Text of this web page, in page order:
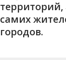
самих
городов.